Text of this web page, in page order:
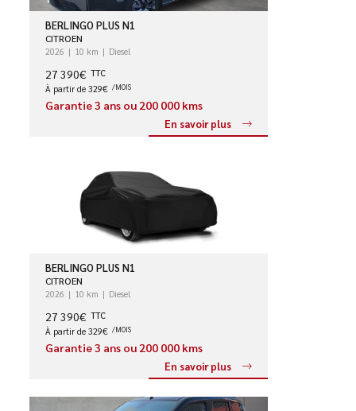
BERLINGO PLUS N1
CITROEN
2026 10 km Diesel
27 390€ TTC
À partir de 329€ /MOIS
Garantie 3 ans ou 200 000 kms
En savoir plus
BERLINGO PLUS N1
CITROEN
2026 10 km Diesel
27 390€ TTC
À partir de 329€ /MOIS
Garantie 3 ans ou 200 000 kms
En savoir plus